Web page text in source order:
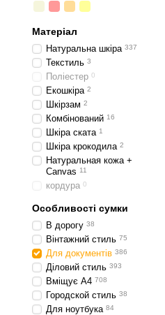
Матеріал
Натуральна шкіра 337
Текстиль 3
Поліестер 0
Екошкіра 2
Шкірзам 2
Комбінований 16
Шкіра ската 1
Шкіра крокодила 2
Натуральная кожа +
Canvas 11
кордура 0
Особливості сумки
В дорогу 38
Вінтажний стиль 75
Для документів 386
Діловий стиль 393
Вміщує А4 708
Городской стиль 38
Для ноутбука 84